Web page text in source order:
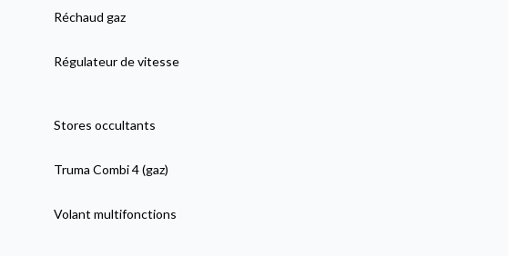
Réchaud gaz
Régulateur de vitesse
Stores occultants
Truma Combi 4 (gaz)
Volant multifonctions